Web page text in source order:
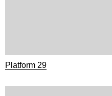
Platform 29